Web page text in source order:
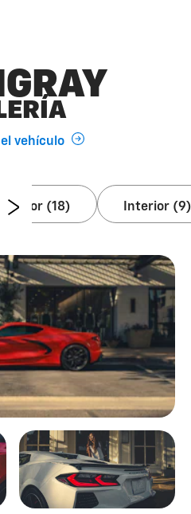
vehículo
Exterior (18) Interior (9)